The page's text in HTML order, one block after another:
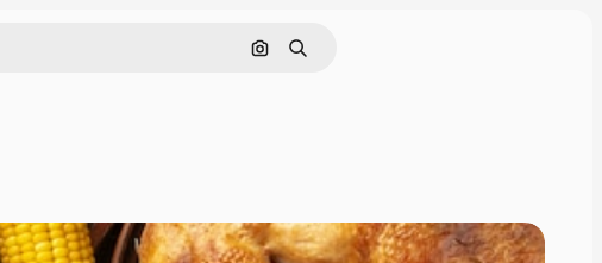
画像で検索
検索